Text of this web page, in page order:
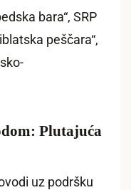
bara“, SRP
peščara“,
Plutajuća
uz podršku